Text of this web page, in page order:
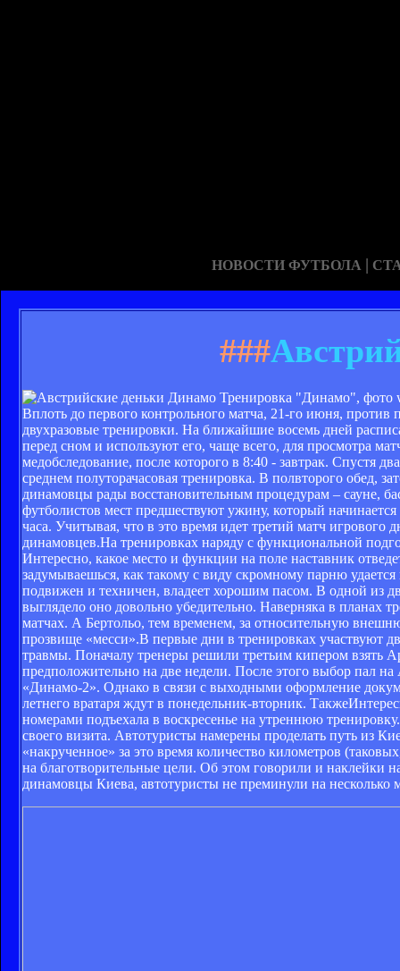
НОВОСТИ ФУТБОЛА |
###
Тренировка "Динамо", фото
Вплоть до первого контрольного матча, 21-го июня,
двухразовые тренировки. На ближайшие восемь дней
перед сном и используют его, чаще всего, для просмотра
медобследование, после которого в 8:40 - завтрак. Спустя
среднем полуторачасовая тренировка. В полвторого обед,
динамовцы рады восстановительным процедурам – сауне,
футболистов мест предшествуют ужину, который
часа. Учитывая, что в это время идет третий матч
динамовцев.На тренировках наряду с функциональной
Интересно, какое место и функции на поле наставник
задумываешься, как такому с виду скромному парню
подвижен и техничен, владеет хорошим пасом. В одной из
выглядело оно довольно убедительно. Наверняка в планах
матчах. А Бертольо, тем временем, за относительную
прозвище «месси».В первые дни в тренировках участвуют
травмы. Поначалу тренеры решили третьим кипером взять
предположительно на две недели. После этого выбор пал
«Динамо-2». Однако в связи с выходными оформление
летнего вратаря ждут в понедельник-вторник.
номерами подъехала в воскресенье на утреннюю
своего визита. Автотуристы намерены проделать путь из
«накрученное» за это время количество километров
на благотворительные цели. Об этом говорили и наклейки
динамовцы Киева, автотуристы не преминули на несколько